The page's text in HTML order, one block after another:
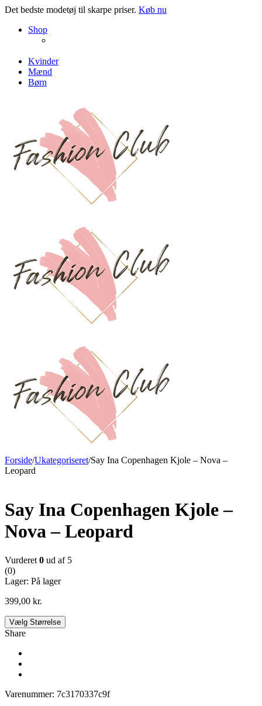
Det bedste modetøj til skarpe priser. Køb nu
Shop
Kvinder
Mænd
Børn
Forside/Ukategoriseret/Say Ina Copenhagen Kjole – Nova –
Leopard
Say Ina Copenhagen Kjole –
Nova – Leopard
Vurderet 0 ud af 5
(0)
Lager: På lager
399,00 kr.
Vælg Størrelse
Share
Varenummer: 7c3170337c9f